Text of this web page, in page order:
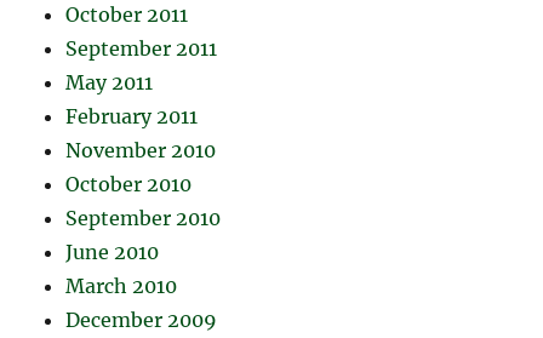
October 2011
September 2011
May 2011
February 2011
November 2010
October 2010
September 2010
June 2010
March 2010
December 2009